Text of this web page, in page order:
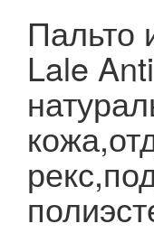
Пальто
Lale